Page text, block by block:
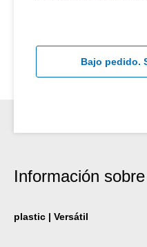
Bajo pedido.
Información
plastic | Versátil